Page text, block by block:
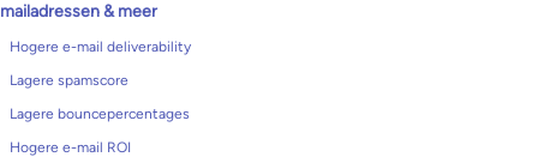
mailadressen & meer
Hogere e-mail deliverability
Lagere spamscore
Lagere bouncepercentages
Hogere e-mail ROI